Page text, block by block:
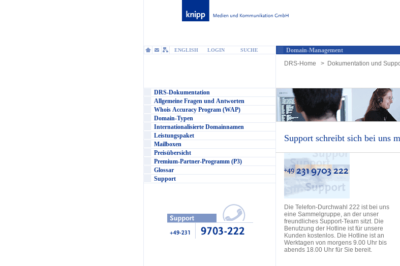
ENGLISH LOGIN SUCHE Domain-Management
DRS-Home
> Dokumentation und
DRS-Dokumentation
Allgemeine Fragen und Antworten
Whois Accuracy Program (WAP)
Domain-Typen
Internationalisierte Domainnamen
Leistungspaket
Mailboxen
Preisübersicht
Premium-Partner-Programm (P3)
Glossar
Support
Support schreibt sich bei uns
Die Telefon-Durchwahl 222 ist bei uns
eine Sammelgruppe, an der unser
freundliches Support-Team sitzt. Die
Benutzung der Hotline ist für unsere
Kunden kostenlos. Die Hotline ist an
Werktagen von morgens 9.00 Uhr bis
abends 18.00 Uhr für Sie bereit.